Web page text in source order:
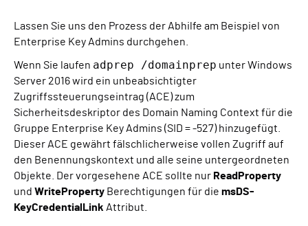
Lassen Sie uns den Prozess der Abhilfe am Beispiel von
Enterprise Key Admins durchgehen.
Wenn Sie laufen adprep /domainprep unter Windows
Server 2016 wird ein unbeabsichtigter
Zugriffssteuerungseintrag (ACE) zum
Sicherheitsdeskriptor des Domain Naming Context für die
Gruppe Enterprise Key Admins (SID = -527) hinzugefügt.
Dieser ACE gewährt fälschlicherweise vollen Zugriff auf
den Benennungskontext und alle seine untergeordneten
Objekte. Der vorgesehene ACE sollte nur ReadProperty
und WriteProperty Berechtigungen für die msDS-
KeyCredentialLink Attribut.